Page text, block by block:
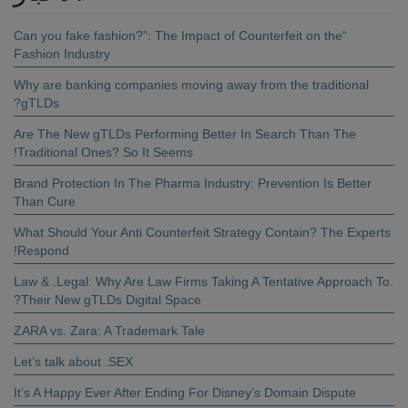
Email address
By clicking send you are agreeing to our Terms and Conditions and
Privacy Policy
“Can you fake fashion?”: The Impact of Counterfeit on the
Fashion Industry
Why are banking companies moving away from the traditional
gTLDs?
Are The New gTLDs Performing Better In Search Than The
Traditional Ones? So It Seems!
Brand Protection In The Pharma Industry: Prevention Is Better
Than Cure
What Should Your Anti Counterfeit Strategy Contain? The Experts
Respond!
.Law & .Legal: Why Are Law Firms Taking A Tentative Approach To
Their New gTLDs Digital Space?
ZARA vs. Zara: A Trademark Tale
Let’s talk about .SEX
It’s A Happy Ever After Ending For Disney’s Domain Dispute